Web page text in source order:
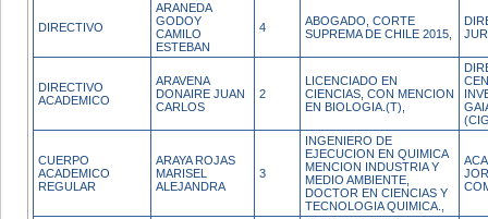
DIRECTIVO
ARANEDA
GODOY
CAMILO
ESTEBAN
4
ABOGADO, CORTE
SUPREMA DE CHILE 2015,
DIRECTIVO
ACADEMICO
ARAVENA
DONAIRE JUAN
CARLOS
2
LICENCIADO EN
CIENCIAS, CON MENCION
EN BIOLOGIA.(T),
CUERPO
ACADEMICO
REGULAR
ARAYA ROJAS
MARISEL
ALEJANDRA
3
INGENIERO DE
EJECUCION EN QUIMICA
MENCION INDUSTRIA Y
MEDIO AMBIENTE,
DOCTOR EN CIENCIAS Y
TECNOLOGIA QUIMICA.,